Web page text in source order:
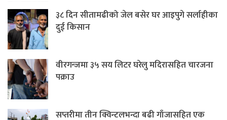
३८ दिन सीतामढीको जेल बसेर घर आइपुगे सर्लाहीका
दुई किसान
वीरगन्जमा ३५ सय लिटर घरेलु मदिरासहित चारजना
पक्राउ
सप्तरीमा तीन क्विन्टलभन्दा बढी गाँजासहित एक